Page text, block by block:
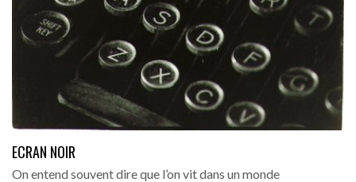
ECRAN NOIR
On entend souvent dire que l’on vit dans un monde